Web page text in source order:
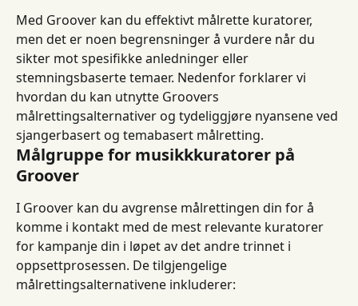
Med Groover kan du effektivt målrette kuratorer,
men det er noen begrensninger å vurdere når du
sikter mot spesifikke anledninger eller
stemningsbaserte temaer. Nedenfor forklarer vi
hvordan du kan utnytte Groovers
målrettingsalternativer og tydeliggjøre nyansene ved
sjangerbasert og temabasert målretting.
Målgruppe for musikkkuratorer på
Groover
I Groover kan du avgrense målrettingen din for å
komme i kontakt med de mest relevante kuratorer
for kampanje din i løpet av det andre trinnet i
oppsettprosessen. De tilgjengelige
målrettingsalternativene inkluderer: